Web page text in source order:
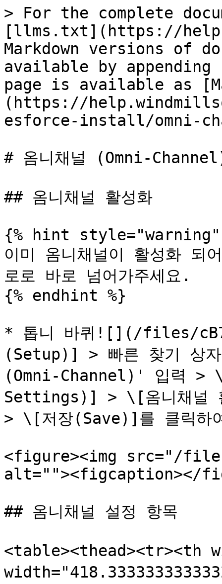
> For the complete
[llms.txt](https://
Markdown versions of
available by
page is available as
(https://
esforce-install/omni-
# 옴니채널 (Omni-
## 옴니채널 활성화
{% hint style="warning"
이미 옴니채널이 활성화
로로 바로 넘어가주세요.
{% endhint %}
* 톱니 바퀴![](/files/
(Setup)] > 빠른 찾기 상
(Omni-Channel)' 입력 >
Settings)] > \[옴니채널
> \[저장(Save)]를 클릭하
<figure><img src="/files/
alt=""><figcaption></
## 옴니채널 설정 항목
<table><thead><tr><th